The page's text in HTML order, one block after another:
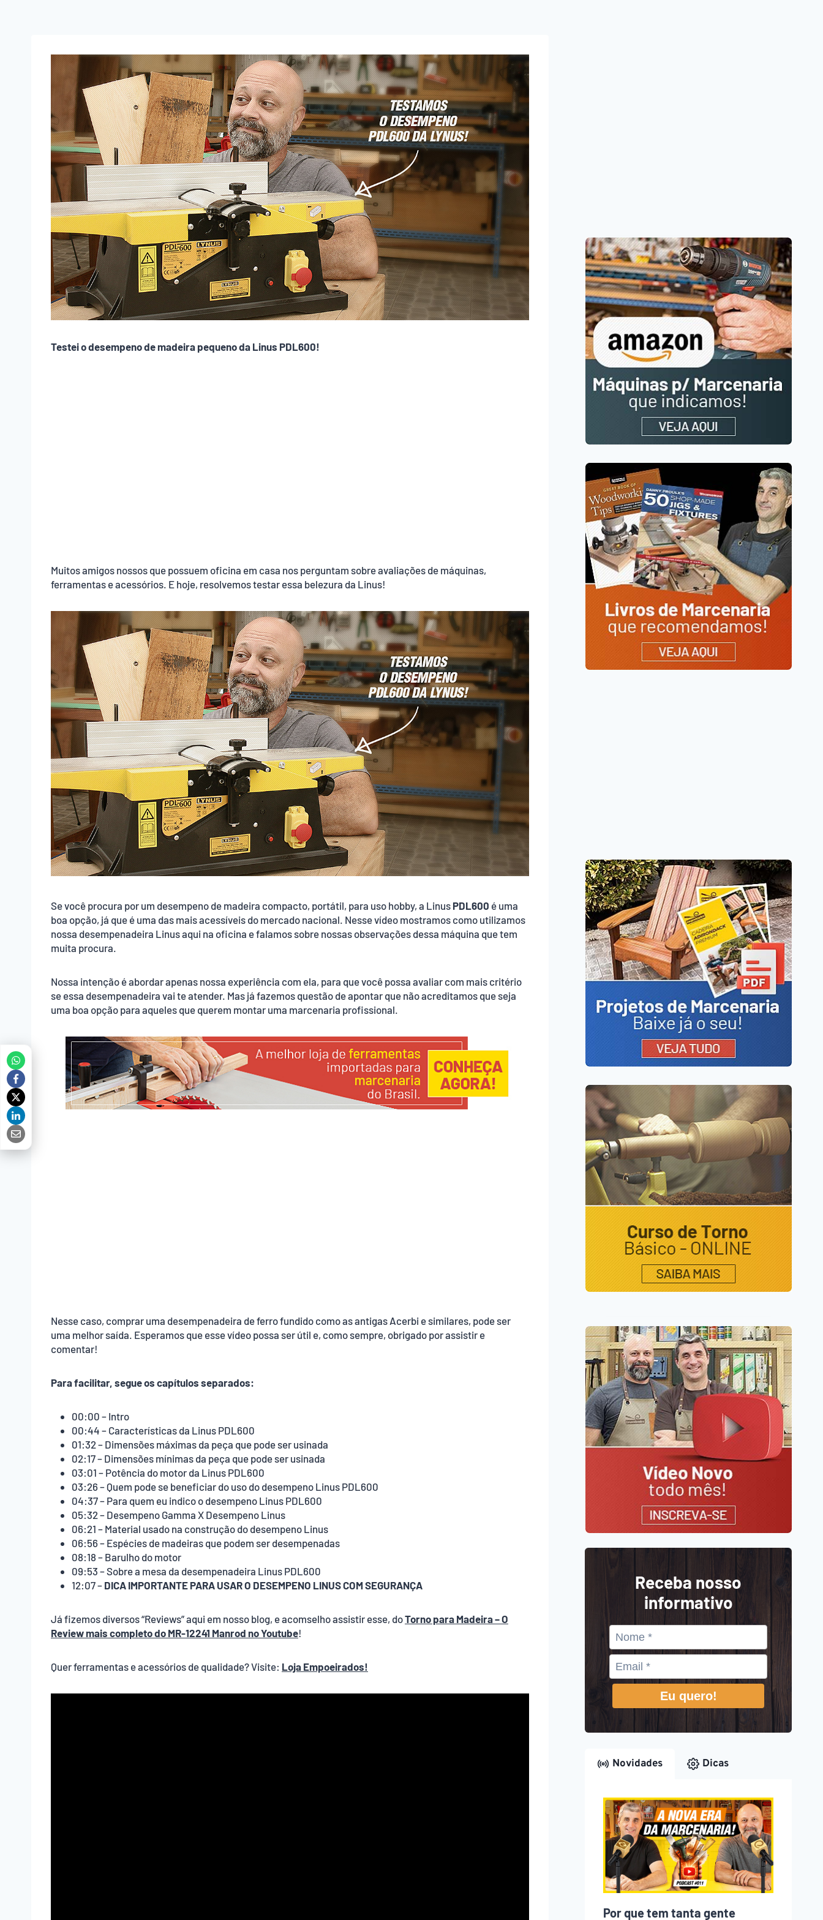
Testei o desempeno de madeira pequeno da Linus PDL600!
Muitos amigos nossos que possuem oficina em casa nos perguntam sobre avaliações de máquinas,
ferramentas e acessórios. E hoje, resolvemos testar essa belezura da Linus!
Se você procura por um desempeno de madeira compacto, portátil, para uso hobby, a Linus PDL600 é uma
boa opção, já que é uma das mais acessíveis do mercado nacional. Nesse vídeo mostramos como utilizamos
nossa desempenadeira Linus aqui na oficina e falamos sobre nossas observações dessa máquina que tem
muita procura.
Nossa intenção é abordar apenas nossa experiência com ela, para que você possa avaliar com mais critério
se essa desempenadeira vai te atender. Mas já fazemos questão de apontar que não acreditamos que seja
uma boa opção para aqueles que querem montar uma marcenaria profissional.
Nesse caso, comprar uma desempenadeira de ferro fundido como as antigas Acerbi e similares, pode ser
uma melhor saída. Esperamos que esse vídeo possa ser útil e, como sempre, obrigado por assistir e
comentar!
Para facilitar, segue os capítulos separados:
00:00 – Intro
00:44 – Características da Linus PDL600
01:32 – Dimensões máximas da peça que pode ser usinada
02:17 – Dimensões mínimas da peça que pode ser usinada
03:01 – Potência do motor da Linus PDL600
03:26 – Quem pode se beneficiar do uso do desempeno Linus PDL600
04:37 – Para quem eu indico o desempeno Linus PDL600
05:32 – Desempeno Gamma X Desempeno Linus
06:21 – Material usado na construção do desempeno Linus
06:56 – Espécies de madeiras que podem ser desempenadas
08:18 – Barulho do motor
09:53 – Sobre a mesa da desempenadeira Linus PDL600
12:07 – DICA IMPORTANTE PARA USAR O DESEMPENO LINUS COM SEGURANÇA
Já fizemos diversos “Reviews” aqui em nosso blog, e acomselho assistir esse, doTorno para Madeira – O
Review mais completo do MR-12241 Manrod no Youtube!
Quer ferramentas e acessórios de qualidade? Visite: Loja Empoeirados!
Receba nosso
informativo
Eu quero!
Novidades Dicas
Por que tem tanta gente